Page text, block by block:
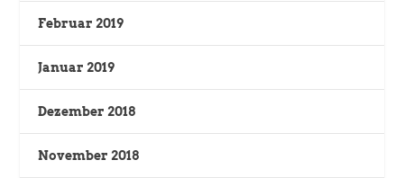
Februar 2019
Januar 2019
Dezember 2018
November 2018